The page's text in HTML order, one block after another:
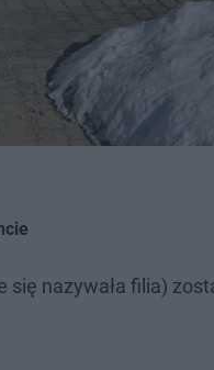
nazywała filia)